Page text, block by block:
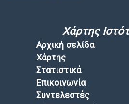
Χάρτης
Αρχική σελίδα
Χάρτης
Στατιστικά
Επικοινωνία
Συντελεστές